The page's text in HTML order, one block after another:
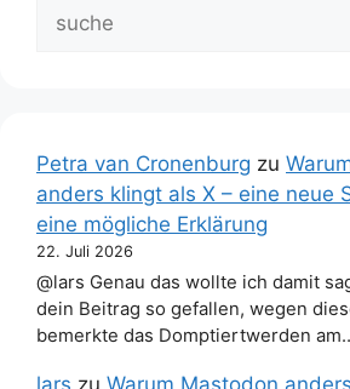
Petra van Cronenburg zu
anders klingt als X – eine neue
eine mögliche Erklärung
22. Juli 2026
@lars Genau das wollte ich damit
dein Beitrag so gefallen, wegen
bemerkte das Domptiertwerden